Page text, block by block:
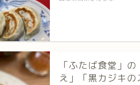
「ふたば食堂」
え」「黒カジキの